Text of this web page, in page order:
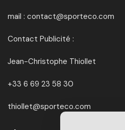
mail : contact@sporteco.com
Contact Publicité :
Jean-Christophe Thiollet
+33 6 69 23 58 30
thiollet@sporteco.com